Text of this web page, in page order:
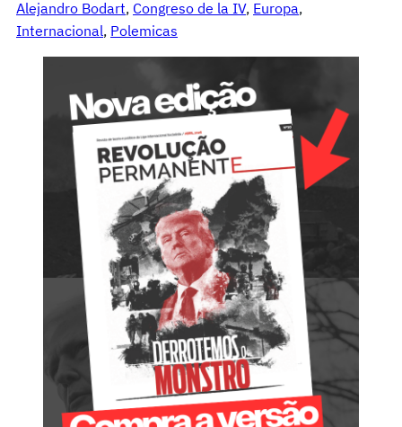
Alejandro Bodart, Congreso de la IV, Europa
Internacional, Polemicas